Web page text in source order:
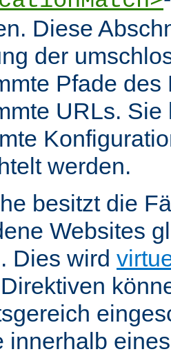
Diese
der
Pfade
URLs.
werden.
besitzt die
Websites
Dies wird
innerhalb